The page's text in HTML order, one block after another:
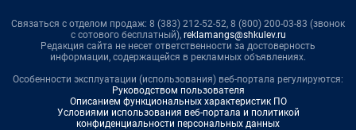
Связаться с отделом продаж: 8 (383) 212-52-52, 8 (800) 200-03-83 (звонок
с сотового бесплатный), reklamangs@shkulev.ru
Редакция сайта не несет ответственности за достоверность
информации, содержащейся в рекламных объявлениях.
Особенности эксплуатации (использования) веб-портала регулируются:
Руководством пользователя
Описанием функциональных характеристик ПО
Условиями использования веб-портала и политикой
конфиденциальности персональных данных